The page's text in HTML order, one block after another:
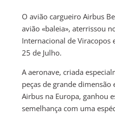
O avião cargueiro Airbus
avião «baleia», aterrissou
Internacional de Viracopos
25 de Julho.
A aeronave, criada
peças de grande dimensão
Airbus na Europa, ganhou
semelhança com uma